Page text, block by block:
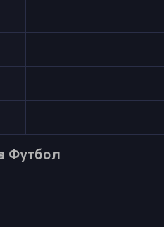
Футбол